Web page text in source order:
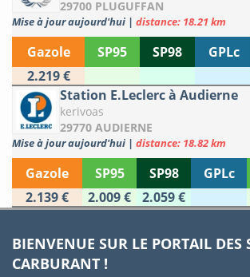
29700 PLUGUFFAN
Mise à jour aujourd'hui | distance: 18.21 km
Gazole SP95 SP98 GPLc
2.219 €
Station E.Leclerc à Audierne
kerivoas
29770 AUDIERNE
Mise à jour aujourd'hui | distance: 18.82 km
Gazole SP95 SP98 GPLc
2.139 €
2.009 € 2.059 €
BIENVENUE SUR LE PORTAIL DES
CARBURANT !